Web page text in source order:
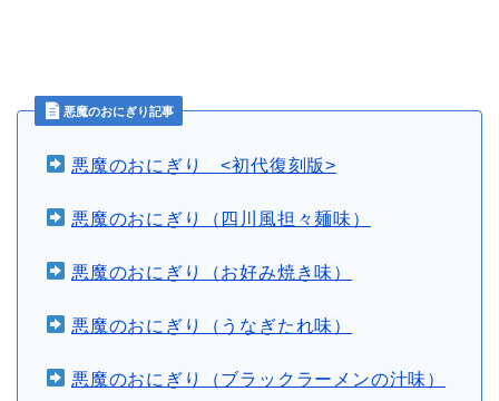
悪魔のおにぎり記事
悪魔のおにぎり <初代復刻版>
悪魔のおにぎり（四川風担々麺味）
悪魔のおにぎり（お好み焼き味）
悪魔のおにぎり（うなぎたれ味）
悪魔のおにぎり（ブラックラーメンの汁味）